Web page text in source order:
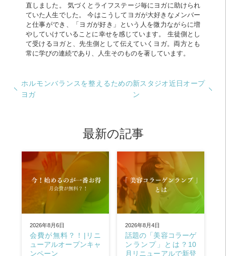
直しました。 気づくとライフステージ毎にヨガに助けられ
ていた人生でした。 今はこうしてヨガが大好きなメンバー
と仕事ができ、「ヨガが好き」という人を微力ながらに増
やしていけていることに幸せを感じています。 生徒側とし
て受けるヨガと、先生側として伝えていくヨガ。両方とも
常に学びの連続であり、人生そのものを著しています。
ホルモンバランスを整えるための
ヨガ
新スタジオ近日オープ
ン
最新の記事
2026年8月6日
会費が無料？！|リニ
ューアルオープンキャ
ンペーン
2026年8月4日
話題の「美容コラーゲ
ンランプ」とは？10
月リニューアルで新登